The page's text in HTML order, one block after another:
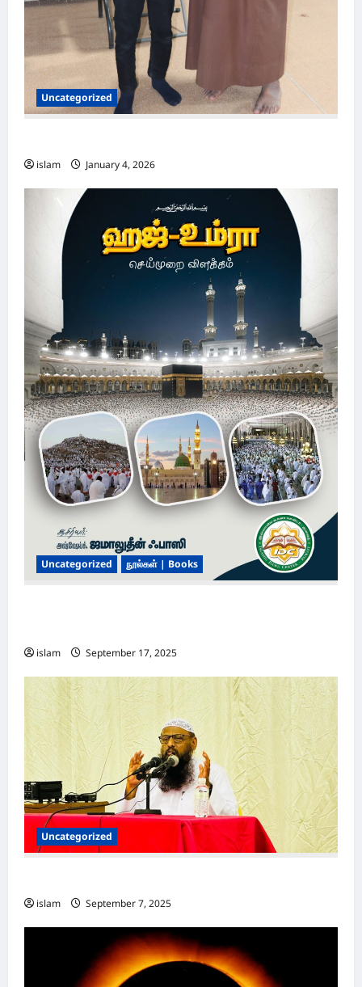
Uncategorized
islam January 4, 2026
Uncategorized நூல்கள் | Books
islam September 17, 2025
Uncategorized
islam September 7, 2025